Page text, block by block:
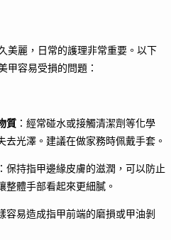
美麗，日常的護理非常重要。以下
甲容易受損的問題：
質 ：經常碰水或接觸清潔劑等化學
去光澤。建議在做家務時佩戴手套。
：保持指甲邊緣皮膚的滋潤，可以防止
整體手部看起來更細膩。
容易造成指甲前端的磨損或甲油剝